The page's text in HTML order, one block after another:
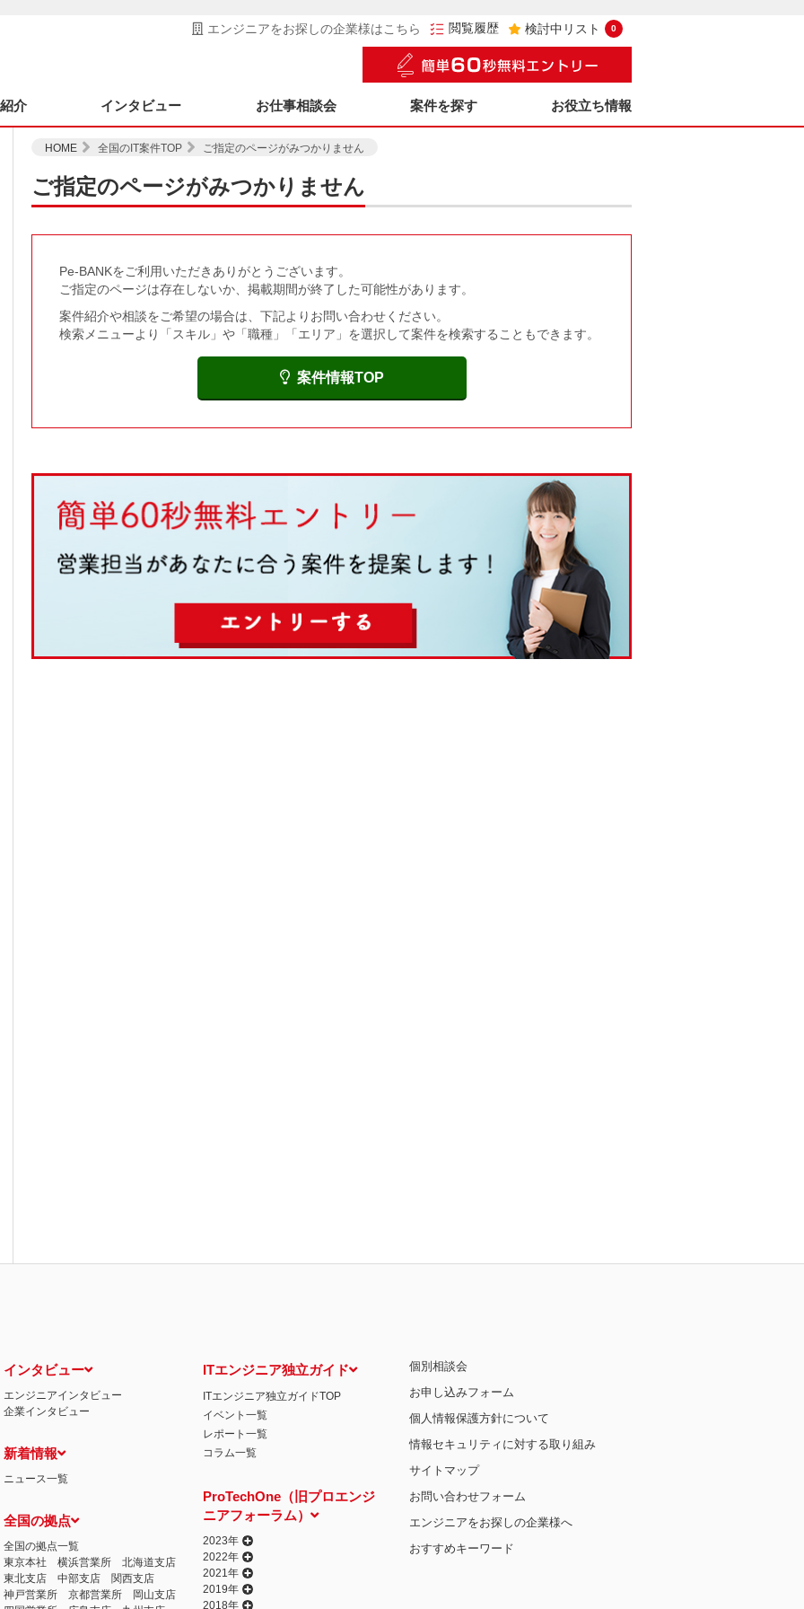
エンジニアをお探しの企業様はこちら 閲覧履歴 検討中リスト 0
介 インタビュー お仕事相談会 案件を探す お役立ち情報
HOME 全国のIT案件TOP ご指定のページがみつかりません
ご指定のページがみつかりません
Pe-BANKをご利用いただきありがとうございます。
ご指定のページは存在しないか、掲載期間が終了した可能性があります。
案件紹介や相談をご希望の場合は、下記よりお問い合わせください。
検索メニューより「スキル」や「職種」「エリア」を選択して案件を検索することもできます。
案件情報TOP
インタビュー
エンジニアインタビュー
企業インタビュー
新着情報
ニュース一覧
全国の拠点
全国の拠点一覧
東京本社
横浜営業所
北海道支店
東北支店
中部支店
関西支店
神戸営業所
京都営業所
岡山支店
ITエンジニア独立ガイド
ITエンジニア独立ガイドTOP
イベント一覧
レポート一覧
コラム一覧
ProTechOne（旧プロエンジ
ニアフォーラム）
2023年
2022年
2021年
2019年
2018年
個別相談会
お申し込みフォーム
個人情報保護方針について
情報セキュリティに対する取り組み
サイトマップ
お問い合わせフォーム
エンジニアをお探しの企業様へ
おすすめキーワード